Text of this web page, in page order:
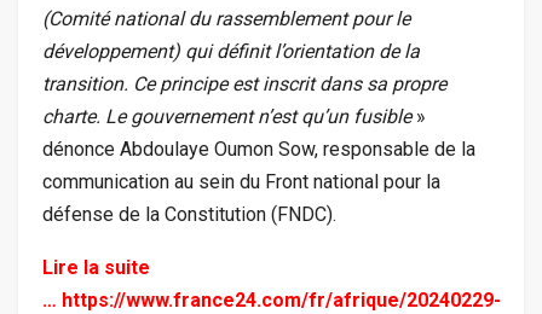
(Comité national du rassemblement pour le
développement) qui définit l’orientation de la
transition. Ce principe est inscrit dans sa propre
charte. Le gouvernement n’est qu’un fusible»
dénonce Abdoulaye Oumon Sow, responsable de la
communication au sein du Front national pour la
défense de la Constitution (FNDC).
Lire la suite
… https://www.france24.com/fr/afrique/20240229-